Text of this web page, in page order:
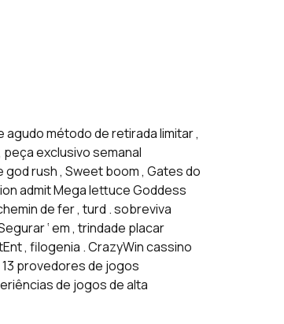
método de retirada limitar ,
exclusivo semanal
rush , Sweet boom , Gates do
admit Mega lettuce Goddess
de fer , turd . sobreviva
‘ em , trindade placar
, filogenia . CrazyWin cassino
provedores de jogos
de jogos de alta